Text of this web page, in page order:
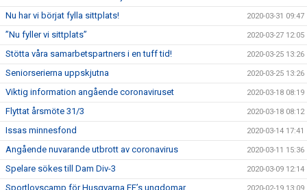
Nu har vi börjat fylla sittplats! 2020-03-31 09:47
”Nu fyller vi sittplats” 2020-03-27 12:05
Stötta våra samarbetspartners i en tuff tid! 2020-03-25 13:26
Seniorserierna uppskjutna 2020-03-25 13:26
Viktig information angående coronaviruset 2020-03-18 08:19
Flyttat årsmöte 31/3 2020-03-18 08:12
Issas minnesfond 2020-03-14 17:41
Angående nuvarande utbrott av coronavirus 2020-03-11 15:36
Spelare sökes till Dam Div-3 2020-03-09 12:14
Sportlovscamp för Husqvarna FF’s ungdomar